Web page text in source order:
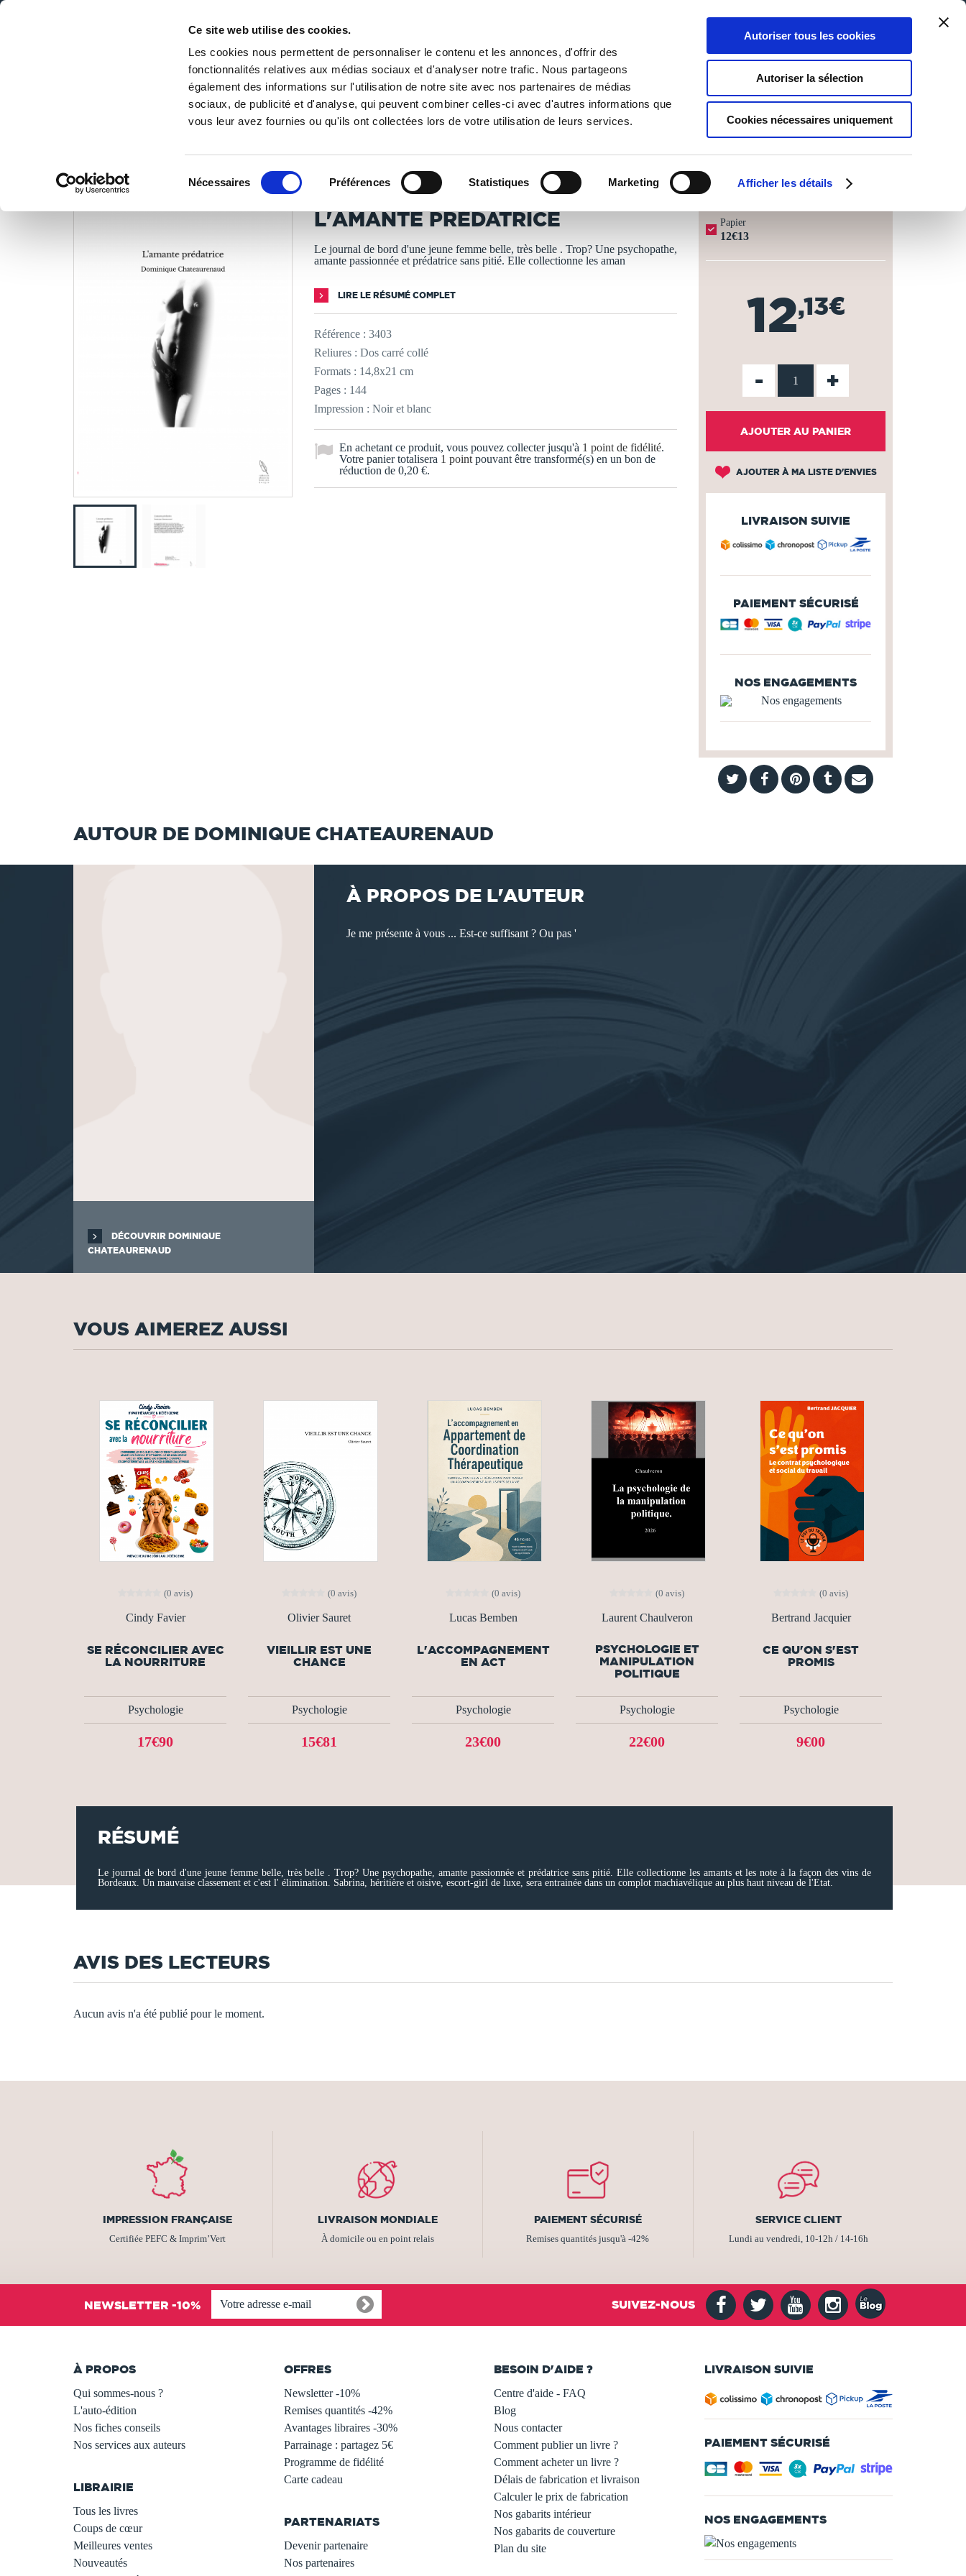
Ce site web utilise des cookies.
Les cookies nous permettent de personnaliser le contenu et les annonces, d'offrir des
fonctionnalités relatives aux médias sociaux et d'analyser notre trafic. Nous partageons
également des informations sur l'utilisation de notre site avec nos partenaires de médias
sociaux, de publicité et d'analyse, qui peuvent combiner celles-ci avec d'autres informations que
vous leur avez fournies ou qu'ils ont collectées lors de votre utilisation de leurs services.
Nécessaires Préférences Statistiques Marketing Afficher les détails
Autoriser tous les cookies
Autoriser la sélection
Cookies nécessaires uniquement
DE LA PAGE BLANCHE... AU BEST SELLER
0
Panier
0
Ma liste
Connexion
PUBLIER UN LIVRE LIBRAIRIE
/ Littérature / Littérature érotique / L'amante prédatrice
LES LIVRES SONT IMPRIMÉS À LA DEMANDE - DÉLAI ACTUEL : 3 À 5 JOURS OUVRÉS ⏱️
Dominique Chateaurenaud
L'AMANTE PRÉDATRICE
Le journal de bord d'une jeune femme belle, très belle . Trop? Une psychopathe,
amante passionnée et prédatrice sans pitié. Elle collectionne les aman
LIRE LE RÉSUMÉ COMPLET
Référence : 3403
Reliures : Dos carré collé
Formats : 14,8x21 cm
Pages : 144
Impression : Noir et blanc
En achetant ce produit, vous pouvez collecter jusqu'à 1 point de fidélité.
Votre panier totalisera 1 point pouvant être transformé(s) en un bon de
réduction de 0,20 €.
Papier
12€13
12,13€
- +
AJOUTER AU PANIER
AJOUTER À MA LISTE D'ENVIES
LIVRAISON SUIVIE
PAIEMENT SÉCURISÉ
NOS ENGAGEMENTS
AUTOUR DE DOMINIQUE CHATEAURENAUD
DÉCOUVRIR DOMINIQUE
CHATEAURENAUD
À PROPOS DE L'AUTEUR
Je me présente à vous ... Est-ce suffisant ? Ou pas '
VOUS AIMEREZ AUSSI
(0 avis)
Cindy Favier
SE RÉCONCILIER AVEC
LA NOURRITURE
Psychologie
17€90
(0 avis)
Olivier Sauret
VIEILLIR EST UNE
CHANCE
Psychologie
15€81
(0 avis)
Lucas Bemben
L'ACCOMPAGNEMENT
EN ACT
Psychologie
23€00
(0 avis)
Laurent Chaulveron
PSYCHOLOGIE ET
MANIPULATION
POLITIQUE
Psychologie
22€00
(0 avis)
Bertrand Jacquier
CE QU'ON S'EST
PROMIS
Psychologie
9€00
RÉSUMÉ
Le journal de bord d'une jeune femme belle, très belle . Trop? Une psychopathe, amante passionnée et prédatrice sans pitié. Elle collectionne les amants et les note à la façon des vins de
Bordeaux. Un mauvaise classement et c'est l' élimination. Sabrina, héritière et oisive, escort-girl de luxe, sera entrainée dans un complot machiavélique au plus haut niveau de l'Etat.
AVIS DES LECTEURS
Aucun avis n'a été publié pour le moment.
IMPRESSION FRANÇAISE
Certifiée PEFC & Imprim’Vert
LIVRAISON MONDIALE
À domicile ou en point relais
PAIEMENT SÉCURISÉ
Remises quantités jusqu'à -42%
SERVICE CLIENT
Lundi au vendredi, 10-12h / 14-16h
NEWSLETTER -10% SUIVEZ-NOUS
À PROPOS
Qui sommes-nous ?
L'auto-édition
Nos fiches conseils
Nos services aux auteurs
LIBRAIRIE
Tous les livres
Coups de cœur
Meilleures ventes
Nouveautés
OFFRES
Newsletter -10%
Remises quantités -42%
Avantages libraires -30%
Parrainage : partagez 5€
Programme de fidélité
Carte cadeau
PARTENARIATS
Devenir partenaire
Nos partenaires
BESOIN D'AIDE ?
Centre d'aide - FAQ
Blog
Nous contacter
Comment publier un livre ?
Comment acheter un livre ?
Délais de fabrication et livraison
Calculer le prix de fabrication
Nos gabarits intérieur
Nos gabarits de couverture
Plan du site
LIVRAISON SUIVIE
PAIEMENT SÉCURISÉ
NOS ENGAGEMENTS